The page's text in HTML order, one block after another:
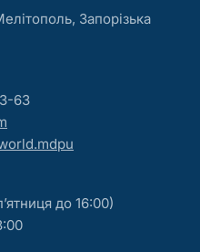
Запорізька
63
до 16:00)